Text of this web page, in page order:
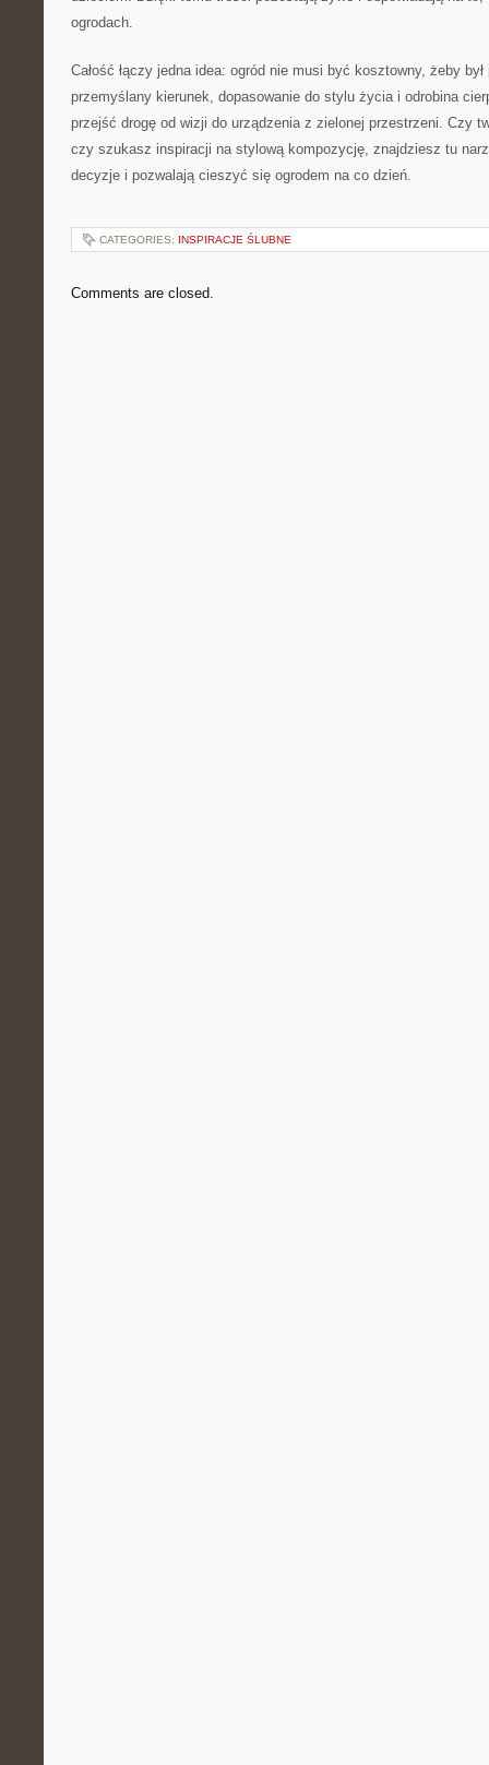
ogrodach.
Całość łączy jedna idea: ogród nie musi być kosztowny, żeby
przemyślany kierunek, dopasowanie do stylu życia i odrobina
przejść drogę od wizji do urządzenia z zielonej przestrzeni. Czy
czy szukasz inspiracji na stylową kompozycję, znajdziesz tu
decyzje i pozwalają cieszyć się ogrodem na co dzień.
CATEGORIES: INSPIRACJE ŚLUBNE
Comments are closed.